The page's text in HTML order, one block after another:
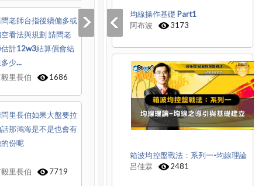
老師台指後續偏多或
看法與規劃 請問老
計12w3結算價會結
少...
里長伯
1686
里長伯如果大盤要拉
話那鴻海是不是也會有
份呢
里長伯 7719
均線操作基礎 Part1
阿布波
3173
箱波均控盤戰法：系列一-均線理論
呂佳霖
2481